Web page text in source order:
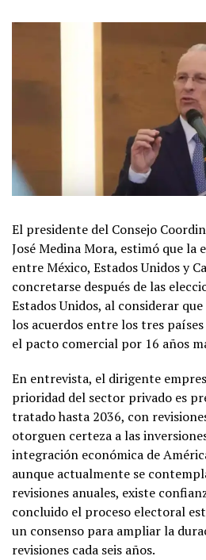
El presidente del Consejo
José Medina Mora, estimó que la
entre México, Estados Unidos y
concretarse después de las
Estados Unidos, al considerar
los acuerdos entre los tres
el pacto comercial por 16 años
En entrevista, el dirigente
prioridad del sector privado es
tratado hasta 2036, con
otorguen certeza a las
integración económica de
aunque actualmente se
revisiones anuales, existe
concluido el proceso electoral
un consenso para ampliar la
revisiones cada seis años.